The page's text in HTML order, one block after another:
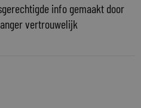
info gemaakt door
vertrouwelijk